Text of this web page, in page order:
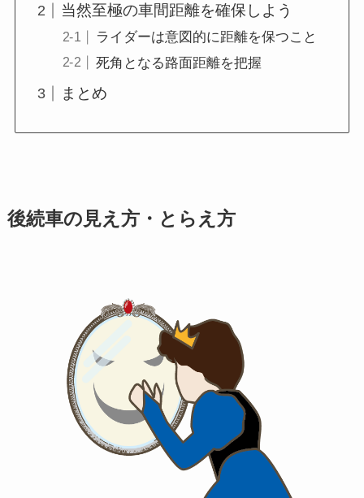
当然至極の車間距離を確保しよう
ライダーは意図的に距離を保つこと
死角となる路面距離を把握
まとめ
後続車の見え方・とらえ方